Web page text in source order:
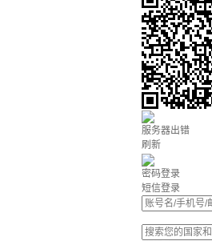
服务器出错
刷新
密码登录
短信登录